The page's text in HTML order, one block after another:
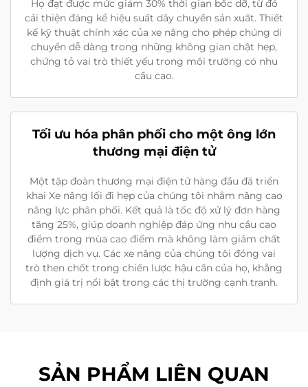
Họ đạt được mức giảm 30% thời gian bốc dỡ, từ đó
cải thiện đáng kể hiệu suất dây chuyền sản xuất. Thiết
kế kỹ thuật chính xác của xe nâng cho phép chúng di
chuyển dễ dàng trong những không gian chật hẹp,
chứng tỏ vai trò thiết yếu trong môi trường có nhu
cầu cao.
Tối ưu hóa phân phối cho một ông lớn
thương mại điện tử
Một tập đoàn thương mại điện tử hàng đầu đã triển
khai Xe nâng lối đi hẹp của chúng tôi nhằm nâng cao
năng lực phân phối. Kết quả là tốc độ xử lý đơn hàng
tăng 25%, giúp doanh nghiệp đáp ứng nhu cầu cao
điểm trong mùa cao điểm mà không làm giảm chất
lượng dịch vụ. Các xe nâng của chúng tôi đóng vai
trò then chốt trong chiến lược hậu cần của họ, khẳng
định giá trị nổi bật trong các thị trường cạnh tranh.
SẢN PHẨM LIÊN QUAN